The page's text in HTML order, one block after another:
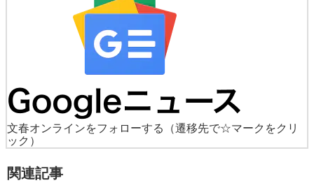
文春オンラインをフォローする
（遷移先で☆マークをクリ
ック）
関連記事